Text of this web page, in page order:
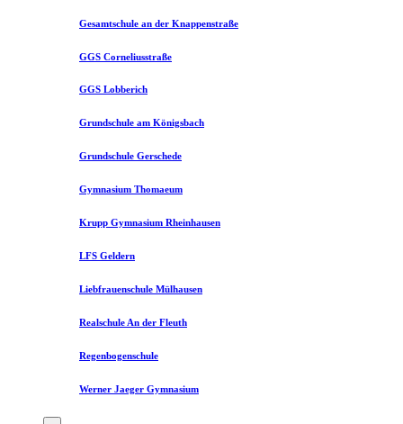
Gesamtschule an der Knappenstraße
GGS Corneliusstraße
GGS Lobberich
Grundschule am Königsbach
Grundschule Gerschede
Gymnasium Thomaeum
Krupp Gymnasium Rheinhausen
LFS Geldern
Liebfrauenschule Mülhausen​
Realschule An der Fleuth
Regenbogenschule
Werner Jaeger Gymnasium